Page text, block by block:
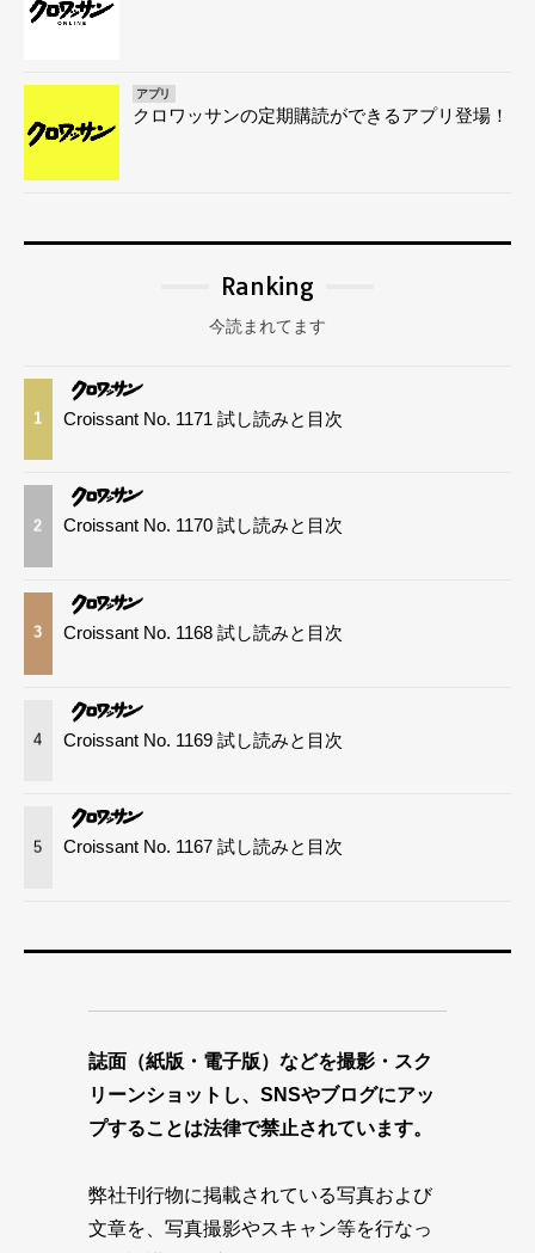
アプリ
クロワッサンの定期購読ができるアプリ登場！
Ranking
今読まれてます
1 Croissant No. 1171 試し読みと目次
2 Croissant No. 1170 試し読みと目次
3 Croissant No. 1168 試し読みと目次
4 Croissant No. 1169 試し読みと目次
5 Croissant No. 1167 試し読みと目次
誌面（紙版・電子版）などを撮影・スク
リーンショットし、SNSやブログにアッ
プすることは法律で禁止されています。
弊社刊行物に掲載されている写真および
文章を、写真撮影やスキャン等を行なっ